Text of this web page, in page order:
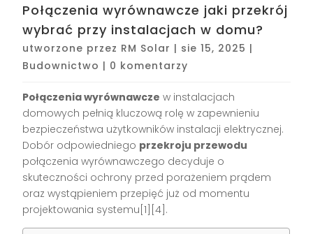
Połączenia wyrównawcze jaki przekrój
wybrać przy instalacjach w domu?
utworzone przez RM Solar | sie 15, 2025 |
Budownictwo | 0 komentarzy
Połączenia wyrównawcze w instalacjach
domowych pełnią kluczową rolę w zapewnieniu
bezpieczeństwa użytkowników instalacji elektrycznej.
Dobór odpowiedniego przekroju przewodu
połączenia wyrównawczego decyduje o
skuteczności ochrony przed porażeniem prądem
oraz wystąpieniem przepięć już od momentu
projektowania systemu[1][4].